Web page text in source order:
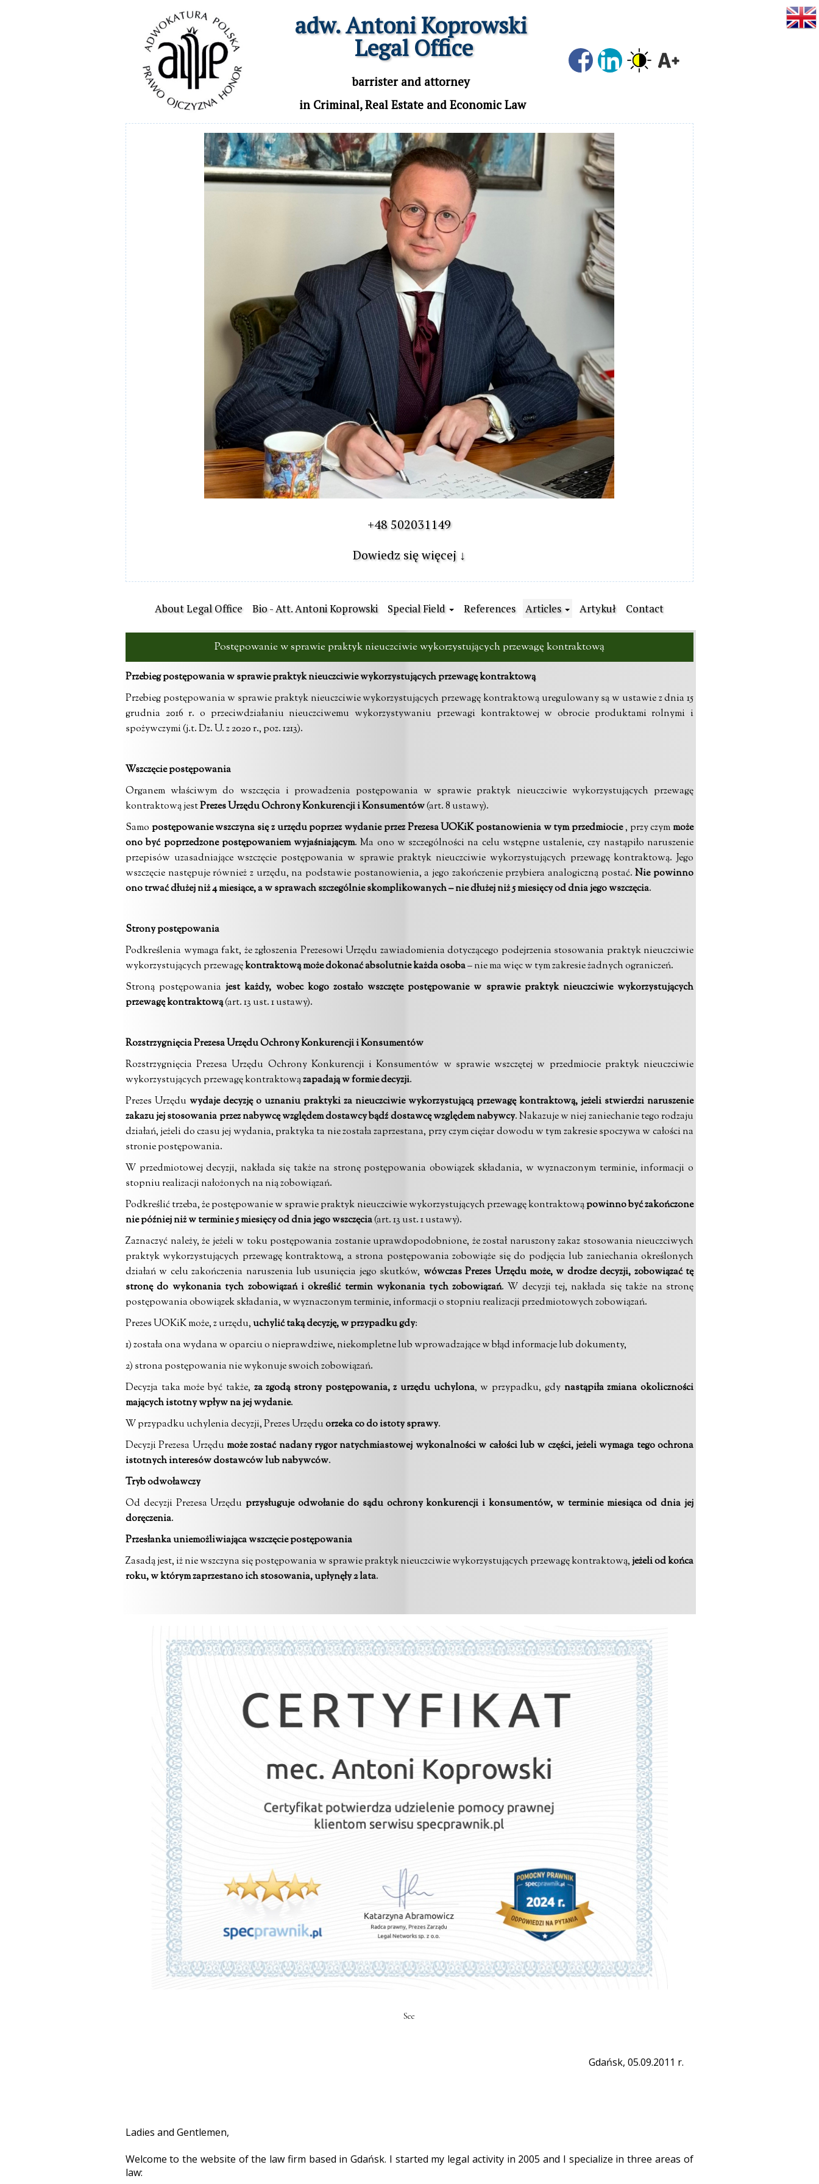
adw. Antoni Koprowski
Legal Office
barrister and attorney
in Criminal, Real Estate and Economic Law
+48 502031149
Dowiedz się więcej ↓
About Legal Office Bio - Att. Antoni Koprowski Special Field References Articles Artykuł Contact
Postępowanie w sprawie praktyk nieuczciwie wykorzystujących przewagę kontraktową
Przebieg postępowania w sprawie praktyk nieuczciwie wykorzystujących przewagę kontraktową
Przebieg postępowania w sprawie praktyk nieuczciwie wykorzystujących przewagę kontraktową uregulowany są w ustawie z dnia 15
grudnia 2016 r. o przeciwdziałaniu nieuczciwemu wykorzystywaniu przewagi kontraktowej w obrocie produktami rolnymi i
spożywczymi (j.t. Dz. U. z 2020 r., poz. 1213).
Wszczęcie postępowania
Organem właściwym do wszczęcia i prowadzenia postępowania w sprawie praktyk nieuczciwie wykorzystujących przewagę
kontraktową jestPrezes Urzędu Ochrony Konkurencji i Konsumentów(art. 8 ustawy).
Samo postępowaniewszczyna się z urzędu poprzez wydanie przez Prezesa UOKiK postanowienia w tym przedmiocie, przy czymmoże
ono być poprzedzone postępowaniem wyjaśniającym. Ma ono w szczególności na celu wstępne ustalenie, czy nastąpiło naruszenie
przepisów uzasadniające wszczęcie postępowania w sprawie praktyk nieuczciwie wykorzystujących przewagę kontraktową. Jego
wszczęcie następuje również z urzędu, na podstawie postanowienia, a jego zakończenie przybiera analogiczną postać.Nie powinno
ono trwać dłużej niż 4 miesiące, a w sprawach szczególnie skomplikowanych – nie dłużej niż 5 miesięcy od dnia jego wszczęcia.
Strony postępowania
Podkreślenia wymaga fakt, że zgłoszenia Prezesowi Urzędu zawiadomienia dotyczącego podejrzenia stosowania praktyk nieuczciwie
wykorzystujących przewagękontraktową może dokonać absolutnie każda osoba– nie ma więc w tym zakresie żadnych ograniczeń.
Stroną postępowaniajest każdy, wobec kogo zostało wszczęte postępowanie w sprawie praktyk nieuczciwie wykorzystujących
przewagę kontraktową(art. 13 ust. 1 ustawy).
Rozstrzygnięcia Prezesa Urzędu Ochrony Konkurencji i Konsumentów
Rozstrzygnięcia Prezesa Urzędu Ochrony Konkurencji i Konsumentów w sprawie wszczętej w przedmiocie praktyk nieuczciwie
wykorzystujących przewagę kontraktowązapadają w formie decyzji.
Prezes Urzędu wydaje decyzję o uznaniu praktyki za nieuczciwie wykorzystującą przewagę kontraktową, jeżeli stwierdzi naruszenie
zakazu jej stosowania przez nabywcę względem dostawcy bądź dostawcę względem nabywcy. Nakazuje w niej zaniechanie tego rodzaju
działań, jeżeli do czasu jej wydania, praktyka ta nie została zaprzestana, przy czym ciężar dowodu w tym zakresie spoczywa w całości na
stronie postępowania.
W przedmiotowej decyzji, nakłada się także na stronę postępowania obowiązek składania, w wyznaczonym terminie, informacji o
stopniu realizacji nałożonych na nią zobowiązań.
Podkreślić trzeba, że postępowanie w sprawie praktyk nieuczciwie wykorzystujących przewagę kontraktowąpowinno być zakończone
nie później niż w terminie 5 miesięcy od dnia jego wszczęcia(art. 13 ust. 1 ustawy).
Zaznaczyć należy, że jeżeli w toku postępowania zostanie uprawdopodobnione, że został naruszony zakaz stosowania nieuczciwych
praktyk wykorzystujących przewagę kontraktową, a strona postępowania zobowiąże się do podjęcia lub zaniechania określonych
działań w celu zakończenia naruszenia lub usunięcia jego skutków, wówczas Prezes Urzędu może, w drodze decyzji, zobowiązać tę
stronę do wykonania tych zobowiązań i określić termin wykonania tych zobowiązań. W decyzji tej, nakłada się także na stronę
postępowania obowiązek składania, w wyznaczonym terminie, informacji o stopniu realizacji przedmiotowych zobowiązań.
Prezes UOKiK może, z urzędu, uchylić taką decyzję, w przypadku gdy:
1) została ona wydana w oparciu o nieprawdziwe, niekompletne lub wprowadzające w błąd informacje lub dokumenty,
2) strona postępowania nie wykonuje swoich zobowiązań.
Decyzja taka może być także, za zgodą strony postępowania, z urzędu uchylona, w przypadku, gdy nastąpiła zmiana okoliczności
mających istotny wpływ na jej wydanie.
W przypadku uchylenia decyzji, Prezes Urzęduorzeka co do istoty sprawy.
Decyzji Prezesa Urzędumoże zostać nadany rygor natychmiastowej wykonalności w całości lub w części, jeżeli wymaga tego ochrona
istotnych interesów dostawców lub nabywców.
Tryb odwoławczy
Od decyzji Prezesa Urzęduprzysługuje odwołanie do sądu ochrony konkurencji i konsumentów, w terminie miesiąca od dnia jej
doręczenia.
Przesłanka uniemożliwiająca wszczęcie postępowania
Zasadą jest, iż nie wszczyna się postępowania w sprawie praktyk nieuczciwie wykorzystujących przewagę kontraktową,jeżeli od końca
roku, w którym zaprzestano ich stosowania, upłynęły 2 lata.
See
Gdańsk, 05.09.2011 r.
Ladies and Gentlemen,
Welcome to the website of the law firm based in Gdańsk. I started my legal activity in 2005 and I specialize in three areas of
law: